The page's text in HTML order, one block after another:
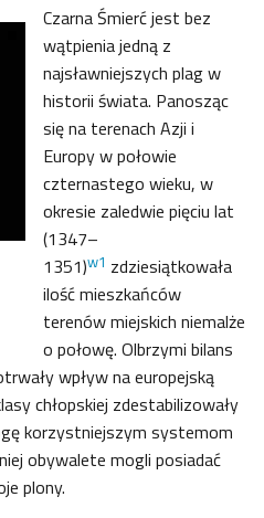
Czarna Śmierć jest bez
wątpienia jedną z
najsławniejszych plag w
historii świata. Panosząc
się na terenach Azji i
Europy w połowie
czternastego wieku, w
okresie zaledwie pięciu lat
(1347–
1351)w1 zdziesiątkowała
ilość mieszkańców
terenów miejskich niemalże
o połowę. Olbrzymi bilans
wpływ na europejską
chłopskiej zdestabilizowały
korzystniejszym systemom
obywalete mogli posiadać
plony.